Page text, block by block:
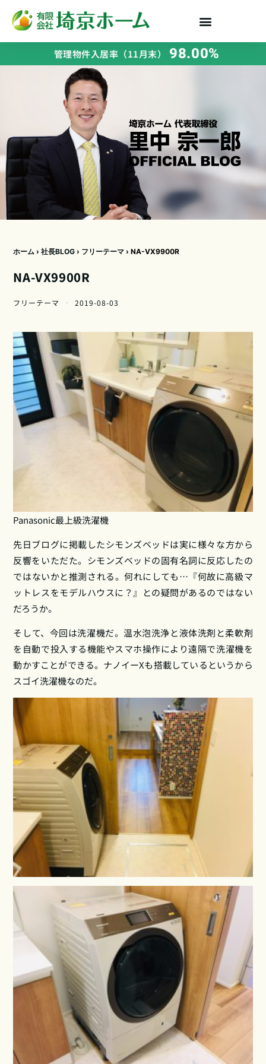
管理物件入居率（11月末） 98.00%
ホーム › 社長BLOG › フリーテーマ › NA-VX9900R
NA-VX9900R
フリーテーマ 2019-08-03
Panasonic最上級洗濯機
先日ブログに掲載したシモンズベッドは実に様々な方から
反響をいただた。シモンズベッドの固有名詞に反応したの
ではないかと推測される。何れにしても…『何故に高級マ
ットレスをモデルハウスに？』との疑問があるのではない
だろうか。
そして、今回は洗濯機だ。温水泡洗浄と液体洗剤と柔軟剤
を自動で投入する機能やスマホ操作により遠隔で洗濯機を
動かすことができる。ナノイーXも搭載しているというから
スゴイ洗濯機なのだ。